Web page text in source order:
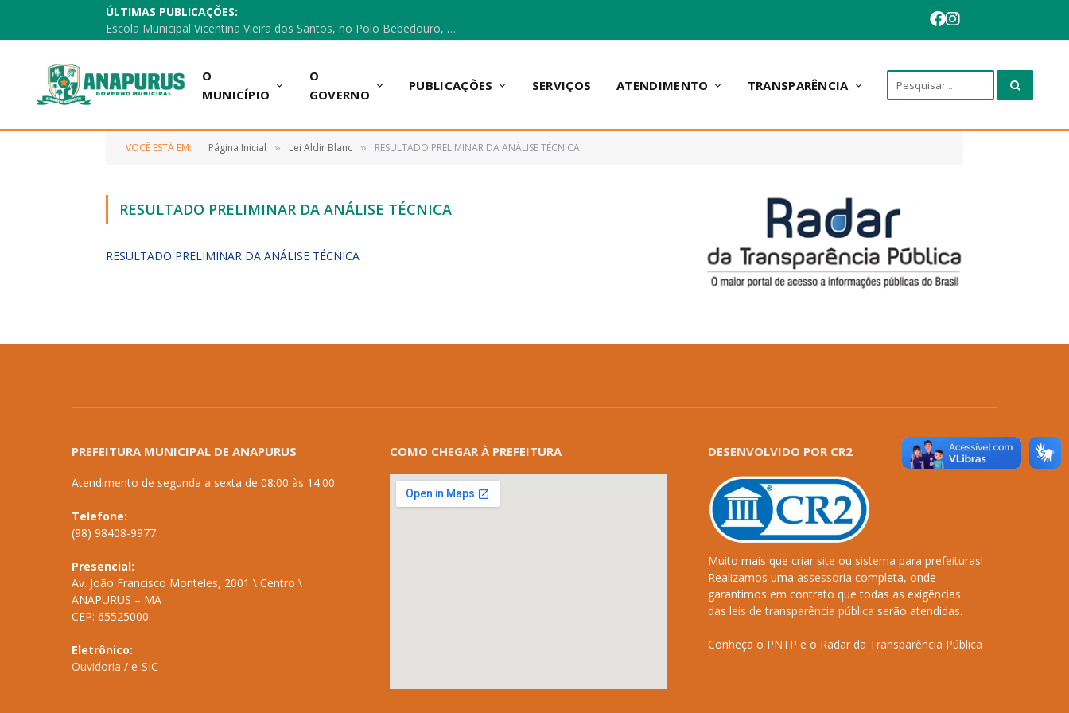
ÚLTIMAS PUBLICAÇÕES:
Escola Municipal Vicentina Vieira dos Santos, no Polo Bebedouro, recebeu materiais para a implantação do Cantinho da Leitura e da Sala Multidisciplinar.
O
MUNICÍPIO
O
GOVERNO
PUBLICAÇÕES SERVIÇOS ATENDIMENTO TRANSPARÊNCIA
VOCÊ ESTÁ EM: Página Inicial » Lei Aldir Blanc » RESULTADO PRELIMINAR DA ANÁLISE TÉCNICA
RESULTADO PRELIMINAR DA ANÁLISE TÉCNICA
RESULTADO PRELIMINAR DA ANÁLISE TÉCNICA
PREFEITURA MUNICIPAL DE ANAPURUS
Atendimento de segunda a sexta de 08:00 às 14:00
Telefone:
(98) 98408-9977
Presencial:
Av. João Francisco Monteles, 2001 \ Centro \
ANAPURUS – MA
CEP: 65525000
Eletrônico:
Ouvidoria / e-SIC
COMO CHEGAR À PREFEITURA DESENVOLVIDO POR CR2
Muito mais que criar site ou sistema para prefeituras!
Realizamos uma assessoria completa, onde
garantimos em contrato que todas as exigências
das leis de transparência pública serão atendidas.
Conheça o PNTP e o Radar da Transparência Pública